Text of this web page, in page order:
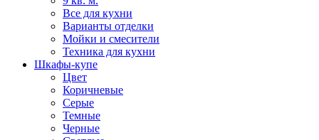
Все для кухни
Варианты отделки
Мойки и смесители
Техника для кухни
Шкафы-купе
Цвет
Коричневые
Серые
Темные
Черные